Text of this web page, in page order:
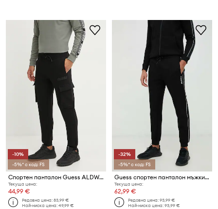
-10%
-5%* с код: FS
Спортен панталон Guess ALDWIN
Текуща цена:
44,99 €
Редовна цена:83,99 €
Най-ниска цена:49,99 €
-32%
-5%* с код: FS
Guess спортен панталон мъжки с памук MICKEY
Текуща цена:
62,99 €
Редовна цена:93,99 €
Най-ниска цена:93,99 €